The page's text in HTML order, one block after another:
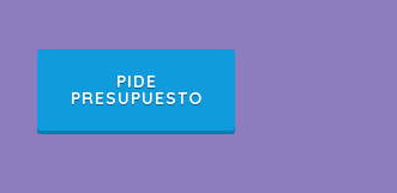
PIDE
PRESUPUESTO